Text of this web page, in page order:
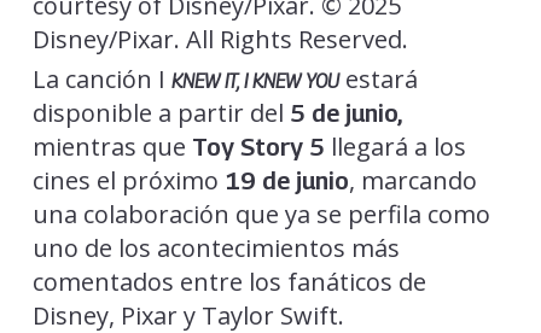
La canción I KNEW IT, I KNEW YOUestará
disponible a partir del 5 de junio,
mientras que Toy Story 5 llegará a los
cines el próximo 19 de junio, marcando
una colaboración que ya se perfila como
uno de los acontecimientos más
comentados entre los fanáticos de
Disney, Pixar y Taylor Swift.